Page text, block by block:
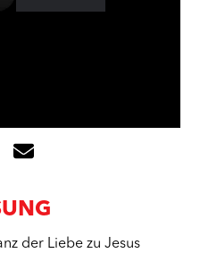
der Liebe zu Jesus